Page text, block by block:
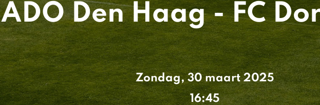
ADO Den Haag - FC
Zondag, 30 maart 2025
16:45